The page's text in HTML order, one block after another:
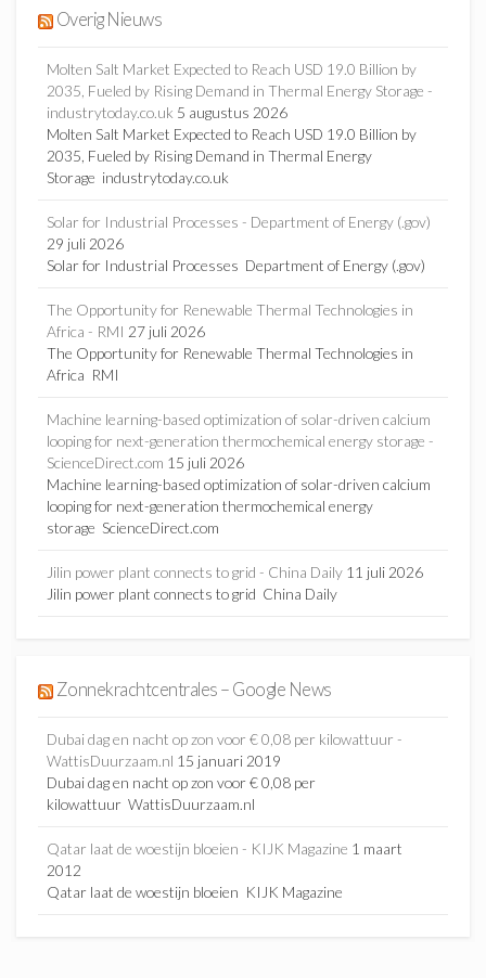
Overig Nieuws
Molten Salt Market Expected to Reach USD 19.0 Billion by
2035, Fueled by Rising Demand in Thermal Energy Storage -
industrytoday.co.uk 5 augustus 2026
Molten Salt Market Expected to Reach USD 19.0 Billion by
2035, Fueled by Rising Demand in Thermal Energy
Storage industrytoday.co.uk
Solar for Industrial Processes - Department of Energy (.gov)
29 juli 2026
Solar for Industrial Processes Department of Energy (.gov)
The Opportunity for Renewable Thermal Technologies in
Africa - RMI 27 juli 2026
The Opportunity for Renewable Thermal Technologies in
Africa RMI
Machine learning-based optimization of solar-driven calcium
looping for next-generation thermochemical energy storage -
ScienceDirect.com 15 juli 2026
Machine learning-based optimization of solar-driven calcium
looping for next-generation thermochemical energy
storage ScienceDirect.com
Jilin power plant connects to grid - China Daily 11 juli 2026
Jilin power plant connects to grid China Daily
Zonnekrachtcentrales – Google News
Dubai dag en nacht op zon voor € 0,08 per kilowattuur -
WattisDuurzaam.nl 15 januari 2019
Dubai dag en nacht op zon voor € 0,08 per
kilowattuur WattisDuurzaam.nl
Qatar laat de woestijn bloeien - KIJK Magazine 1 maart
2012
Qatar laat de woestijn bloeien KIJK Magazine